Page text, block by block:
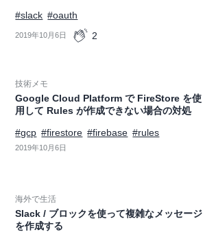
#slack #oauth
2019年10月6日 2
技術メモ
Google Cloud Platform で FireStore を使
用して Rules が作成できない場合の対処
#gcp #firestore #firebase #rules
2019年10月6日
海外で生活
Slack / ブロックを使って複雑なメッセージ
を作成する